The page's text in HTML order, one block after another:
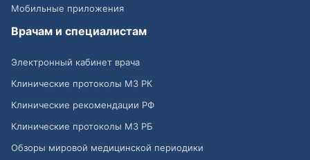
Мобильные приложения
Врачам и специалистам
Электронный кабинет врача
Клинические протоколы МЗ РК
Клинические рекомендации РФ
Клинические протоколы МЗ РБ
Обзоры мировой медицинской периодики